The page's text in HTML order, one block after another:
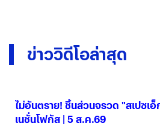
ข่าววิดีโอล่าสุด
ไม่อันตราย! ชิ้นส่วนจรวด "สเปซเ
เนชั่นโฟกัส | 5 ส.ค.69